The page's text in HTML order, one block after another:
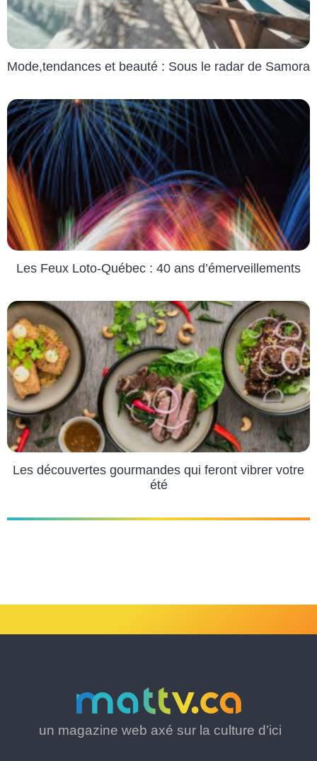
Mode,tendances et beauté : Sous le radar de Samora
Les Feux Loto-Québec : 40 ans d’émerveillements
Les découvertes gourmandes qui feront vibrer votre
été
un magazine web axé sur la culture d’ici